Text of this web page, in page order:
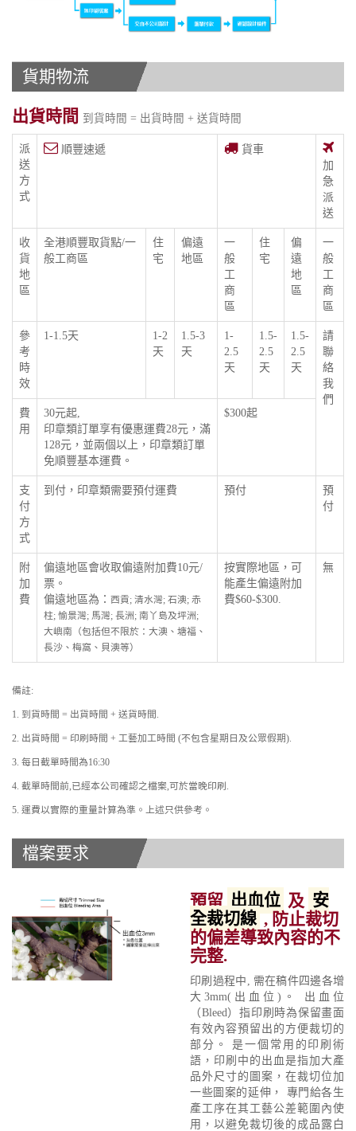
貨期物流
出貨時間 到貨時間 = 出貨時間 + 送貨時間
派
送
方
式
順豐速遞
貨車
加
急
派
送
收
貨
地
區
全港順豐取貨點/一
般工商區
住
宅
偏遠
地區
一
般
工
商
區
住
宅
偏
遠
地
區
一
般
工
商
區
參
考
時
效
1-1.5天
1-2
天
1.5-3
天
1-
2.5
天
1.5-
2.5
天
1.5-
2.5
天
請
聯
絡
我
們
費
用
30元起,
印章類訂單享有優惠運費28元，滿
128元，並兩個以上，印章類訂單
免順豐基本運費。
$300起
支
付
方
式
到付，印章類需要預付運費 預付
預
付
附
加
費
偏遠地區會收取偏遠附加費10元/
票。
偏遠地區為： 西貢; 清水灣; 石澳; 赤
柱; 愉景灣; 馬灣; 長洲; 南丫島及坪洲;
大嶼南（包括但不限於：大澳、塘福、
長沙、梅窩、貝澳等）
按實際地區，可
能產生偏遠附加
費$60-$300.
無
備註:
1. 到貨時間 = 出貨時間 + 送貨時間.
2. 出貨時間 = 印刷時間 + 工藝加工時間 (不包含星期日及公眾假期).
3. 每日截單時間為16:30
4. 截單時間前,已經本公司確認之檔案,可於當晚印刷.
5. 運費以實際的重量計算為準。上述只供參考。
檔案要求
預留 出血位 及 安
全裁切線, 防止裁切
的偏差導致內容的不
完整.
印刷過程中, 需在稿件四邊各增
大3mm(出血位)。 出血位
（Bleed）指印刷時為保留畫面
有效內容預留出的方便裁切的
部分。 是一個常用的印刷術
語，印刷中的出血是指加大產
品外尺寸的圖案，在裁切位加
一些圖案的延伸， 專門給各生
產工序在其工藝公差範圍內使
用，以避免裁切後的成品露白